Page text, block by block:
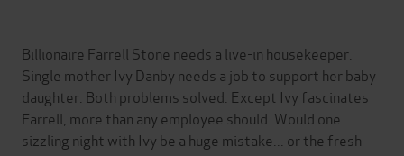
Billionaire Farrell Stone needs a live-in housekeeper.
Single mother Ivy Danby needs a job to support her baby
daughter. Both problems solved. Except Ivy fascinates
Farrell, more than any employee should. Would one
sizzling night with Ivy be a huge mistake... or the fresh